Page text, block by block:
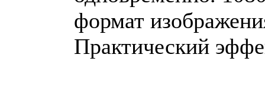
формат
Практический